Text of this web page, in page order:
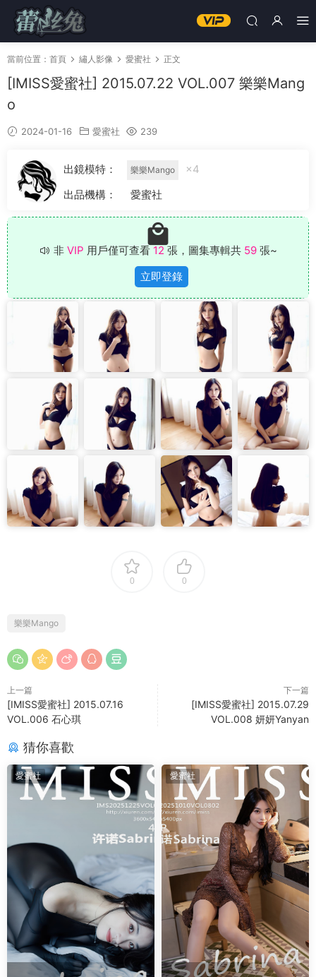
當前位置： 首頁 繡人影像 愛蜜社 正文
[IMISS愛蜜社] 2015.07.22 VOL.007 樂樂Mang
o
2024-01-16 愛蜜社 239
出鏡模特： 樂樂Mango
×4
出品機構：
愛蜜社
非 VIP 用戶僅可查看 12 張，圖集專輯共 59張~
立即登錄
0 0
樂樂Mango
上一篇
[IMISS愛蜜社] 2015.07.16
VOL.006 石心琪
下一篇
[IMISS愛蜜社] 2015.07.29
VOL.008 妍妍Yanyan
猜你喜歡
愛蜜社 愛蜜社